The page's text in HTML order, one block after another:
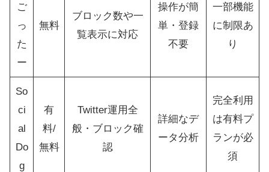
ご
っ
た
ー
無料
ブロック数や一
覧表示に対応
操作が簡
単・登録
不要
一部機能
に制限あ
り
So
ci
al
Do
g
有
料/
無料
Twitter運用全
般・ブロック確
認
詳細なデ
ータ分析
完全利用
は有料プ
ランが必
須